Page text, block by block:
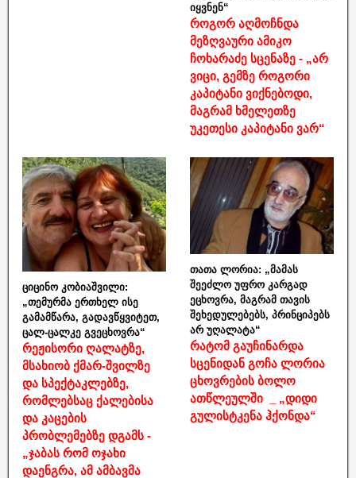
იყვნენ“
როგორ აღმოჩნდა
მეზღვაური ამიკო
ჩოხარაძე სცენაზე - „არ
ვიცი, გემზე როგორი
კაპიტანი ვიქნებოდი,
მაგრამ ხმელეთზე
უკეთესი კაპიტანი ვარ“
ციცინო კობიაშვილი:
„თემურმა ერთხელ ისე
გამამწარა, გადავწყვიტეთ,
ცალ-ცალკე გვეცხოვრა“
რეჟისორი ღალატზე,
მსახიობ ქმარ-შვილზე
და სპექტაკლებზე,
რომლებსაც ქალებისა
და კაცების
პრობლემებზე დგამს -
„ჯაბას რომ ოჯახი
დაენგრა, ამ ამბავმა
თათა ლორია: „მამას
შეეძლო უფრო კარგად
ეცხოვრა, მაგრამ თავის
შეხედულებებს, პრინციპებს
არ უღალატა“
რატომ გაუჩინარდა
სცენიდან გოჩა ლორია
ცხოვრების ბოლო
ათწლეულში _ „დიდი
გულისტკენა ჰქონდა“